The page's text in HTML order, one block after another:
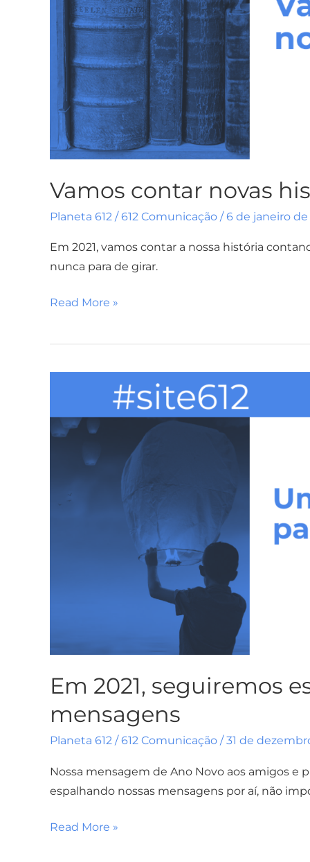
Vamos contar novas
Planeta 612 /612 Comunicação /6 de janeiro de
Em 2021, vamos contar a nossa história
nunca para de girar.
Read More »
Em 2021, seguiremos
mensagens
Planeta 612 /612 Comunicação /31 de
Nossa mensagem de Ano Novo aos amigos e
espalhando nossas mensagens por aí, não
seguiremos
espalhando
nossas
Read More »